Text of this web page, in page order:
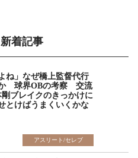
着記事
ね」なぜ橋上監督代行
球界OBの考察 交流
ブレイクのきっかけに
とけばうまくいくかな
アスリート/セレブ